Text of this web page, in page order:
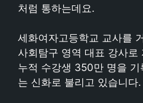
처럼 통하는데요.
세화여자고등학교 교사를
사회탐구 영역 대표 강사로
누적 수강생 350만 명을 기
는 신화로 불리고 있습니다.